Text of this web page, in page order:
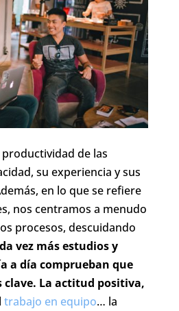
de las
su experiencia y sus
en lo que se refiere
nos centramos a menudo
procesos, descuidando
vez más estudios y
a día comprueban que
clave. La actitud positiva,
trabajo en equipo… la